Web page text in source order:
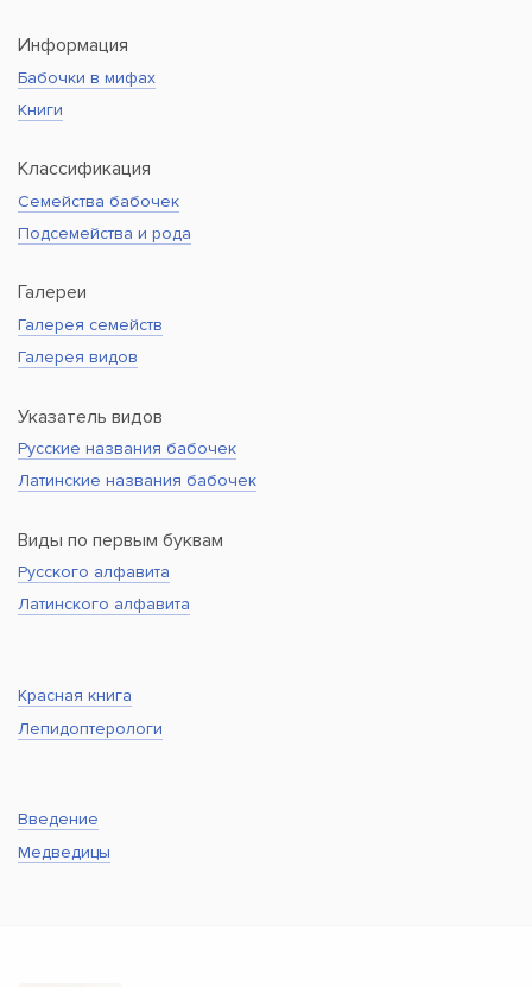
Информация
Бабочки в мифах
Книги
Классификация
Семейства бабочек
Подсемейства и рода
Галереи
Галерея семейств
Галерея видов
Указатель видов
Русские названия бабочек
Латинские названия бабочек
Виды по первым буквам
Русского алфавита
Латинского алфавита
Красная книга
Лепидоптерологи
Введение
Медведицы